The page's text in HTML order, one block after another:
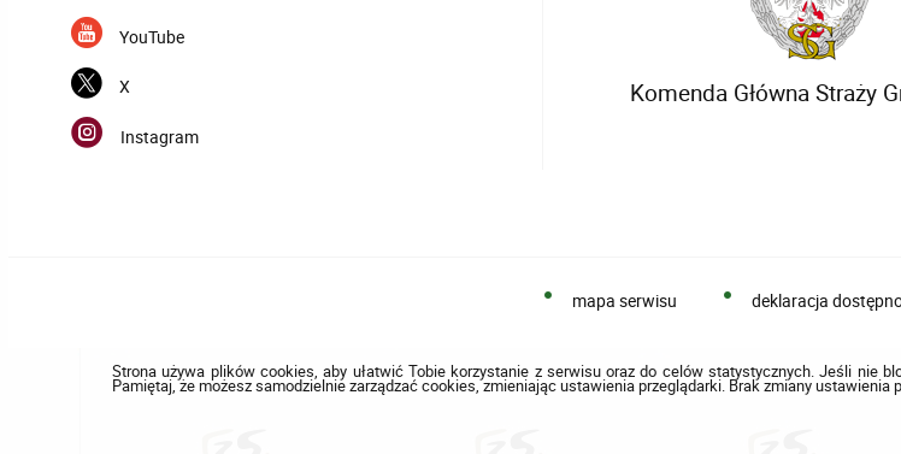
YouTube
X
Instagram
Komenda Główna Straży
mapa serwisu deklaracja
Strona używa plików cookies, aby ułatwić Tobie korzystanie z serwisu oraz do celów statystycznych. Jeśli nie
Pamiętaj, że możesz samodzielnie zarządzać cookies, zmieniając ustawienia przeglądarki. Brak zmiany ustawienia